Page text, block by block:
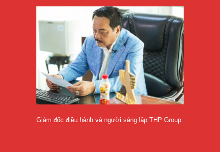
Giám đốc điều hành và người sáng lập THP Group